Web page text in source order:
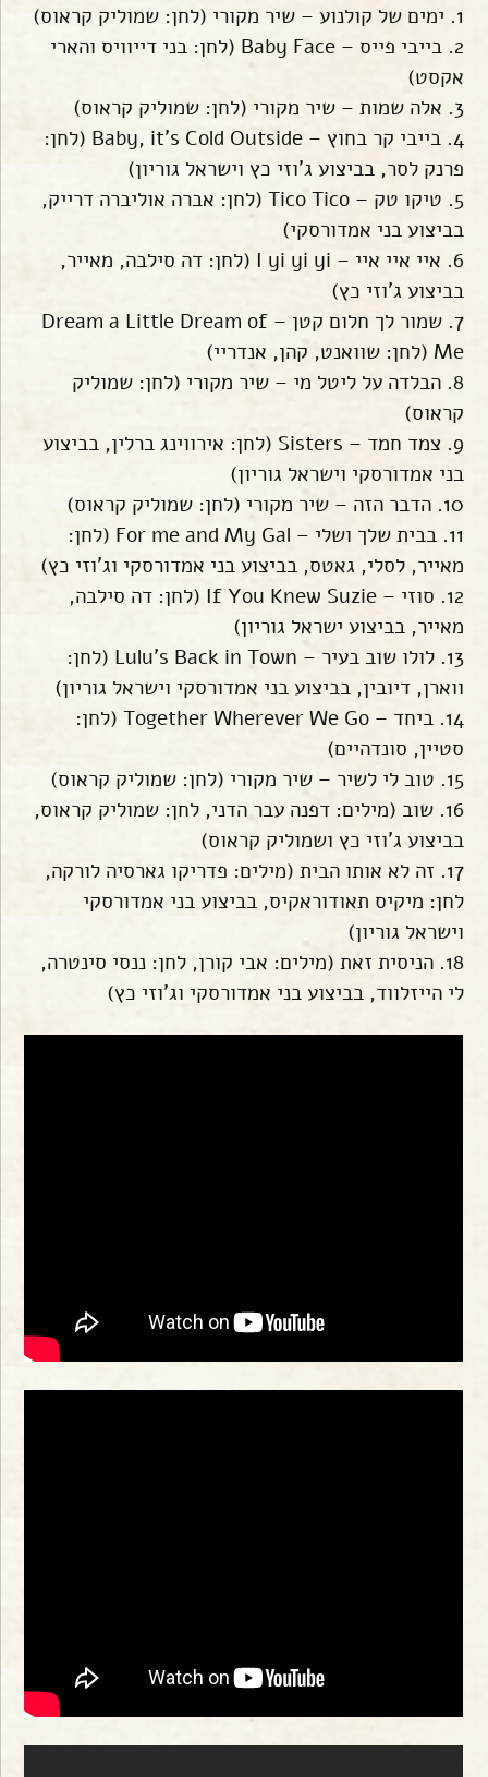
1. ימים של קולנוע – שיר מקורי (לחן: שמוליק קראוס)
2. בייבי פייס – Baby Face (לחן: בני דייוויס והארי
אקסט)
3. אלה שמות – שיר מקורי (לחן: שמוליק קראוס)
4. בייבי קר בחוץ – Baby, it's Cold Outside (לחן:
פרנק לסר, בביצוע ג'וזי כץ וישראל גוריון)
5. טיקו טק – Tico Tico (לחן: אברה אוליברה דרייק,
בביצוע בני אמדורסקי)
6. איי איי איי – I yi yi yi (לחן: דה סילבה, מאייר,
בביצוע ג'וזי כץ)
7. שמור לך חלום קטן – Dream a Little Dream of
Me (לחן: שוואנט, קהן, אנדריי)
8. הבלדה על ליטל מי – שיר מקורי (לחן: שמוליק
קראוס)
9. צמד חמד – Sisters (לחן: אירווינג ברלין, בביצוע
בני אמדורסקי וישראל גוריון)
10. הדבר הזה – שיר מקורי (לחן: שמוליק קראוס)
11. בבית שלך ושלי – For me and My Gal (לחן:
מאייר, לסלי, גאטס, בביצוע בני אמדורסקי וג'וזי כץ)
12. סוזי – If You Knew Suzie (לחן: דה סילבה,
מאייר, בביצוע ישראל גוריון)
13. לולו שוב בעיר – Lulu's Back in Town (לחן:
ווארן, דיובין, בביצוע בני אמדורסקי וישראל גוריון)
14. ביחד – Together Wherever We Go (לחן:
סטיין, סונדהיים)
15. טוב לי לשיר – שיר מקורי (לחן: שמוליק קראוס)
16. שוב (מילים: דפנה עבר הדני, לחן: שמוליק קראוס,
בביצוע ג'וזי כץ ושמוליק קראוס)
17. זה לא אותו הבית (מילים: פדריקו גארסיה לורקה,
לחן: מיקיס תאודוראקיס, בביצוע בני אמדורסקי
וישראל גוריון)
18. הניסית זאת (מילים: אבי קורן, לחן: ננסי סינטרה,
לי הייזלווד, בביצוע בני אמדורסקי וג'וזי כץ)